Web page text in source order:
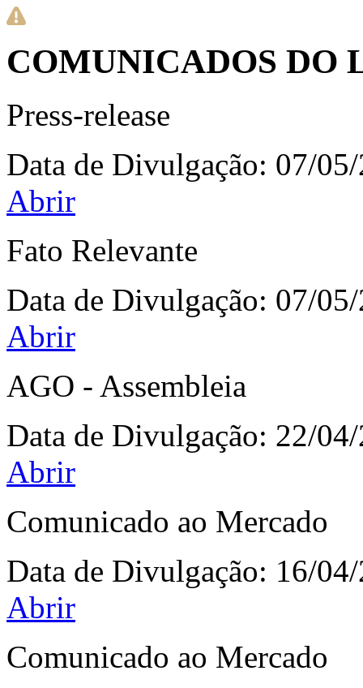
COMUNICADOS DO
Press-release
Data de Divulgação: 07/
Abrir
Fato Relevante
Data de Divulgação: 07/
Abrir
AGO - Assembleia
Data de Divulgação: 22/
Abrir
Comunicado ao Mercado
Data de Divulgação: 16/
Abrir
Comunicado ao Mercado